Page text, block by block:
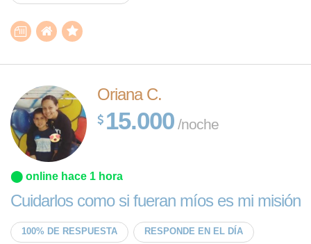
Oriana C.
15.000 /noche
⬤ online hace 1 hora
Cuidarlos como si fueran míos es mi misión
100% DE RESPUESTA RESPONDE EN EL DÍA